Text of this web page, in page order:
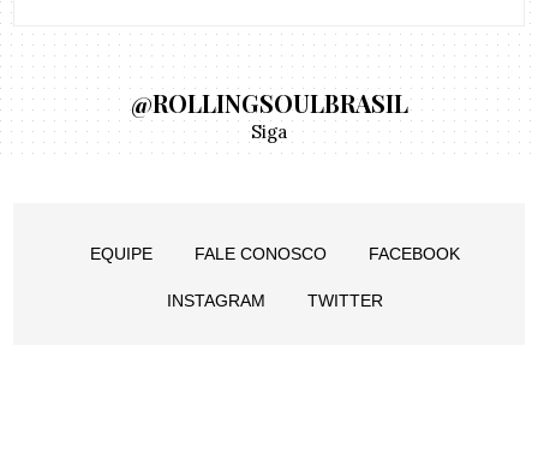
@ROLLINGSOULBRASIL
Siga
EQUIPE FALE CONOSCO FACEBOOK
INSTAGRAM TWITTER